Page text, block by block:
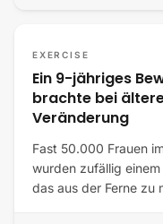
EXERCISE
Ein 9-jähriges
brachte bei
Veränderung
Fast 50.000 Frauen
wurden zufällig
das aus der Ferne zu